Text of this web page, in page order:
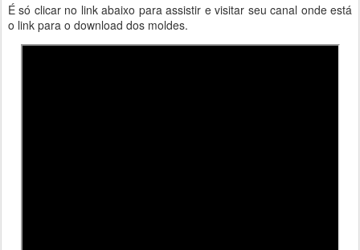
É só clicar no link abaixo para assistir e visitar seu canal onde está
o link para o download dos moldes.